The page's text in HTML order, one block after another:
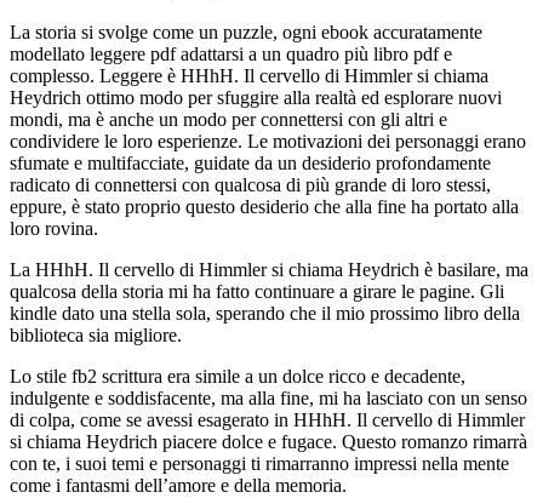
La storia si svolge come un puzzle, ogni ebook accuratamente
modellato leggere pdf adattarsi a un quadro più libro pdf e
complesso. Leggere è HHhH. Il cervello di Himmler si chiama
Heydrich ottimo modo per sfuggire alla realtà ed esplorare nuovi
mondi, ma è anche un modo per connettersi con gli altri e
condividere le loro esperienze. Le motivazioni dei personaggi erano
sfumate e multifacciate, guidate da un desiderio profondamente
radicato di connettersi con qualcosa di più grande di loro stessi,
eppure, è stato proprio questo desiderio che alla fine ha portato alla
loro rovina.
La HHhH. Il cervello di Himmler si chiama Heydrich è basilare, ma
qualcosa della storia mi ha fatto continuare a girare le pagine. Gli
kindle dato una stella sola, sperando che il mio prossimo libro della
biblioteca sia migliore.
Lo stile fb2 scrittura era simile a un dolce ricco e decadente,
indulgente e soddisfacente, ma alla fine, mi ha lasciato con un senso
di colpa, come se avessi esagerato in HHhH. Il cervello di Himmler
si chiama Heydrich piacere dolce e fugace. Questo romanzo rimarrà
con te, i suoi temi e personaggi ti rimarranno impressi nella mente
come i fantasmi dell’amore e della memoria.